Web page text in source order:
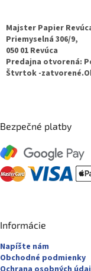
Majster Papier
Priemyselná 306/9,
050 01 Revúca
Predajna otvorená:
Štvrtok -
Bezpečné platby
Informácie
Napíšte nám
Obchodné podmienky